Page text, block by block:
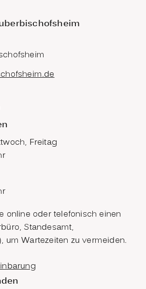
Freitag
online oder telefonisch einen
Standesamt,
um Wartezeiten zu vermeiden.